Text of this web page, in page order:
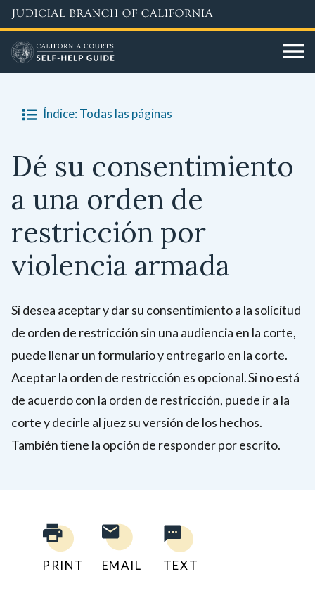
Skip
to
main
content
Índice: Todas las páginas
Dé su consentimiento
a una orden de
restricción por
violencia armada
Si desea aceptar y dar su consentimiento a la solicitud
de orden de restricción sin una audiencia en la corte,
puede llenar un formulario y entregarlo en la corte.
Aceptar la orden de restricción es opcional. Si no está
de acuerdo con la orden de restricción, puede ir a la
corte y decirle al juez su versión de los hechos.
También tiene la opción de responder por escrito.
PRINT EMAIL TEXT